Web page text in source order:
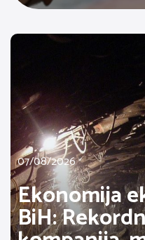
07/08/2026
Ekonomija
BiH: